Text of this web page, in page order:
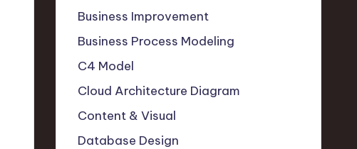
Business Improvement
Business Process Modeling
C4 Model
Cloud Architecture Diagram
Content & Visual
Database Design